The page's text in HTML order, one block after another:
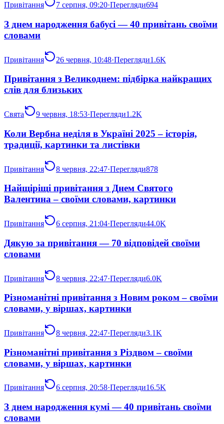
Привітання 7 серпня, 09:20·Перегляди694
З днем народження бабусі — 40 привітань своїми
словами
Привітання 26 червня, 10:48·Перегляди1.6K
Привітання з Великоднем: підбірка найкращих
слів для близьких
Свята 9 червня, 18:53·Перегляди1.2K
Коли Вербна неділя в Україні 2025 – історія,
традиції, картинки та листівки
Привітання 8 червня, 22:47·Перегляди878
Найщіріщі привітання з Днем Святого
Валентина – своїми словами, картинки
Привітання 6 серпня, 21:04·Перегляди44.0K
Дякую за привітання — 70 відповідей своїми
словами
Привітання 8 червня, 22:47·Перегляди6.0K
Різноманітні привітання з Новим роком – своїми
словами, у віршах, картинки
Привітання 8 червня, 22:47·Перегляди3.1K
Різноманітні привітання з Різдвом – своїми
словами, у віршах, картинки
Привітання 6 серпня, 20:58·Перегляди16.5K
З днем народження кумі — 40 привітань своїми
словами